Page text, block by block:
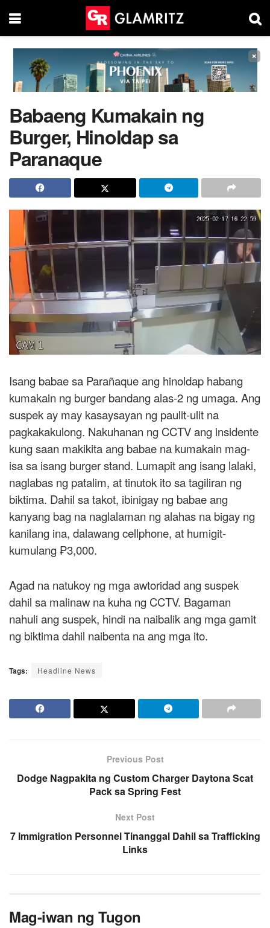
×
Babaeng Kumakain ng
Burger, Hinoldap sa
Paranaque
Isang babae sa Parañaque ang hinoldap habang
kumakain ng burger bandang alas-2 ng umaga. Ang
suspek ay may kasaysayan ng paulit-ulit na
pagkakakulong. Nakuhanan ng CCTV ang insidente
kung saan makikita ang babae na kumakain mag-
isa sa isang burger stand. Lumapit ang isang lalaki,
naglabas ng patalim, at tinutok ito sa tagiliran ng
biktima. Dahil sa takot, ibinigay ng babae ang
kanyang bag na naglalaman ng alahas na bigay ng
kanilang ina, dalawang cellphone, at humigit-
kumulang ₱3,000.
Agad na natukoy ng mga awtoridad ang suspek
dahil sa malinaw na kuha ng CCTV. Bagaman
nahuli ang suspek, hindi na naibalik ang mga gamit
ng biktima dahil naibenta na ang mga ito.
Tags: Headline News
Previous Post
Dodge Nagpakita ng Custom Charger Daytona Scat
Pack sa Spring Fest
Next Post
7 Immigration Personnel Tinanggal Dahil sa Trafficking
Links
Mag-iwan ng Tugon